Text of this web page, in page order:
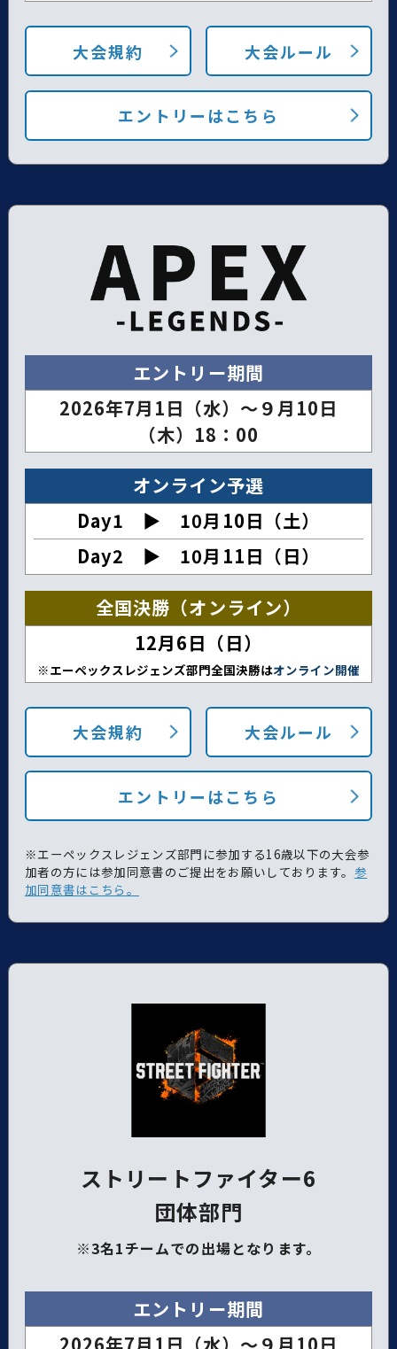
大会規約 大会ルール
エントリーはこちら
エントリー期間
2026年7月1日（水）～９月10日
（木）18：00
オンライン予選
Day1 ▶︎ 10月10日（土）
Day2 ▶︎ 10月11日（日）
全国決勝（オンライン）
12月6日（日）
※エーペックスレジェンズ部門全国決勝はオンライン開催
大会規約 大会ルール
エントリーはこちら
※エーペックスレジェンズ部門に参加する16歳以下の大会参
加者の方には参加同意書のご提出をお願いしております。 参
加同意書はこちら。
ストリートファイター6
団体部門
※3名1チームでの出場となります。
エントリー期間
2026年7月1日（水）～９月10日